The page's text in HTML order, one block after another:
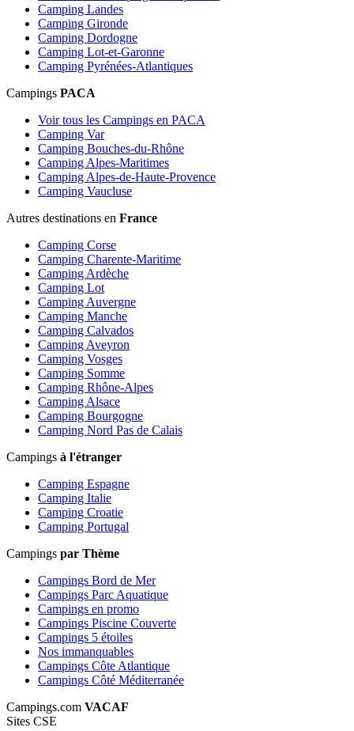
Camping Landes
Camping Gironde
Camping Dordogne
Camping Lot-et-Garonne
Camping Pyrénées-Atlantiques
Campings PACA
Voir tous les Campings en PACA
Camping Var
Camping Bouches-du-Rhône
Camping Alpes-Maritimes
Camping Alpes-de-Haute-Provence
Camping Vaucluse
Autres destinations en France
Camping Corse
Camping Charente-Maritime
Camping Ardèche
Camping Lot
Camping Auvergne
Camping Manche
Camping Calvados
Camping Aveyron
Camping Vosges
Camping Somme
Camping Rhône-Alpes
Camping Alsace
Camping Bourgogne
Camping Nord Pas de Calais
Campings à l'étranger
Camping Espagne
Camping Italie
Camping Croatie
Camping Portugal
Campings par Thème
Campings Bord de Mer
Campings Parc Aquatique
Campings en promo
Campings Piscine Couverte
Campings 5 étoiles
Nos immanquables
Campings Côte Atlantique
Campings Côté Méditerranée
Campings.com VACAF
Sites CSE